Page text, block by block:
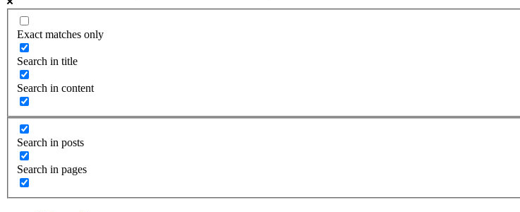
Exact matches only
Search in title
Search in content
Search in posts
Search in pages